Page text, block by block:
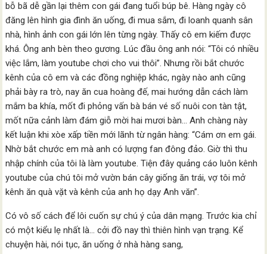
bỗ bã dễ gần lại thêm con gái đang tuổi búp bê. Hàng ngày cô
đăng lên hình gia đình ăn uống, đi mua sắm, đi loanh quanh sân
nhà, hình ảnh con gái lớn lên từng ngày. Thấy cô em kiếm được
khá. Ông anh bèn theo gương. Lúc đầu ông anh nói: “Tôi có nhiều
việc lắm, làm youtube chơi cho vui thôi”. Nhưng rồi bắt chước
kênh của cô em và các đồng nghiệp khác, ngày nào anh cũng
phải bày ra trò, nay ăn cua hoàng đế, mai hướng dẫn cách làm
mắm ba khía, mốt đi phỏng vấn bà bán vé số nuôi con tàn tật,
mốt nữa cảnh làm đám giỗ mời hai mươi bàn… Anh chàng này
kết luận khi xòe xấp tiền mới lãnh từ ngân hàng: “Cám ơn em gái.
Nhờ bắt chước em mà anh có lượng fan đông đảo. Giờ thì thu
nhập chính của tôi là làm youtube. Tiện đây quảng cáo luôn kênh
youtube của chú tôi mở vườn bán cây giống ăn trái, vợ tôi mở
kênh ăn quà vặt và kênh của anh họ dạy Anh văn”.
Có vô số cách để lôi cuốn sự chú ý của dân mạng. Trước kia chỉ
có một kiểu lẹ nhất là… cởi đồ nay thì thiên hình vạn trạng. Kể
chuyện hài, nói tục, ăn uống ở nhà hàng sang,